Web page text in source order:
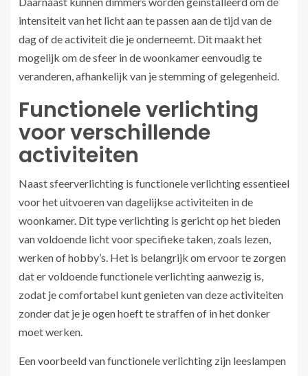
intensiteit van het licht aan te passen aan de tijd van de
dag of de activiteit die je onderneemt. Dit maakt het
mogelijk om de sfeer in de woonkamer eenvoudig te
veranderen, afhankelijk van je stemming of gelegenheid.
Functionele verlichting
voor verschillende
activiteiten
Naast sfeerverlichting is functionele verlichting essentieel
voor het uitvoeren van dagelijkse activiteiten in de
woonkamer. Dit type verlichting is gericht op het bieden
van voldoende licht voor specifieke taken, zoals lezen,
werken of hobby’s. Het is belangrijk om ervoor te zorgen
dat er voldoende functionele verlichting aanwezig is,
zodat je comfortabel kunt genieten van deze activiteiten
zonder dat je je ogen hoeft te straffen of in het donker
moet werken.
Een voorbeeld van functionele verlichting zijn leeslampen